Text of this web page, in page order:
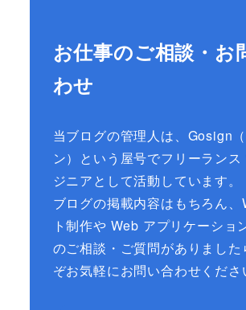
お仕事のご相談・お
わせ
当ブログの管理人は、Gosign
ン）という屋号でフリーラン
ジニアとして活動しています。
ブログの掲載内容はもちろん、
ト制作や Web アプリケーショ
のご相談・ご質問がありました
ぞお気軽にお問い合わせくださ